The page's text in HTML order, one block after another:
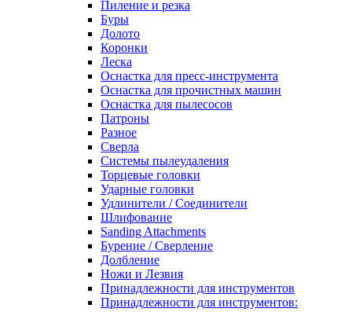
Пиление и резка
Буры
Долото
Коронки
Леска
Оснастка для пресс-инструмента
Оснастка для прочистных машин
Оснастка для пылесосов
Патроны
Разное
Сверла
Системы пылеудаления
Торцевые головки
Ударные головки
Удлинители / Соединители
Шлифование
Sanding Attachments
Бурение / Сверление
Долбление
Ножи и Лезвия
Принадлежности для инструментов
Принадлежности для инструментов: